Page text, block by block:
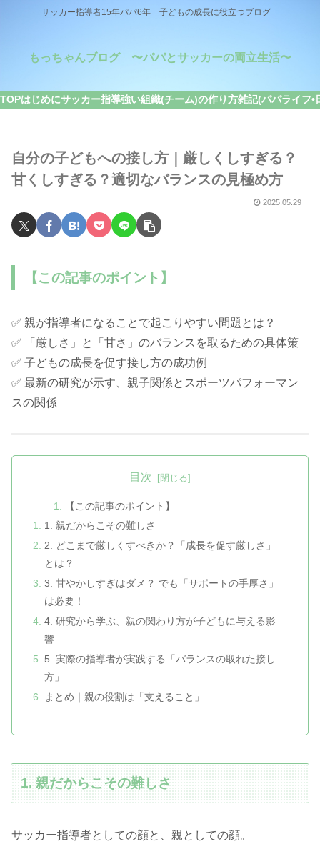
サッカー指導者15年パパ6年 子どもの成長に役立つブログ
もっちゃんブログ 〜パパとサッカーの両立生活〜
TOPはじめにサッカー指導強い組織(チーム)の作り方雑記(パパライフ•
自分の子どもへの接し方｜厳しくしすぎる？
甘くしすぎる？適切なバランスの見極め方
2025.05.29
【この記事のポイント】
✅ 親が指導者になることで起こりやすい問題とは？
✅ 「厳しさ」と「甘さ」のバランスを取るための具体策
✅ 子どもの成長を促す接し方の成功例
✅ 最新の研究が示す、親子関係とスポーツパフォーマン
スの関係
目次
【この記事のポイント】
1. 親だからこその難しさ
2. どこまで厳しくすべきか？「成長を促す厳しさ」
とは？
3. 甘やかしすぎはダメ？ でも「サポートの手厚さ」
は必要！
4. 研究から学ぶ、親の関わり方が子どもに与える影
響
5. 実際の指導者が実践する「バランスの取れた接し
方」
まとめ｜親の役割は「支えること」
1. 親だからこその難しさ
サッカー指導者としての顔と、親としての顔。